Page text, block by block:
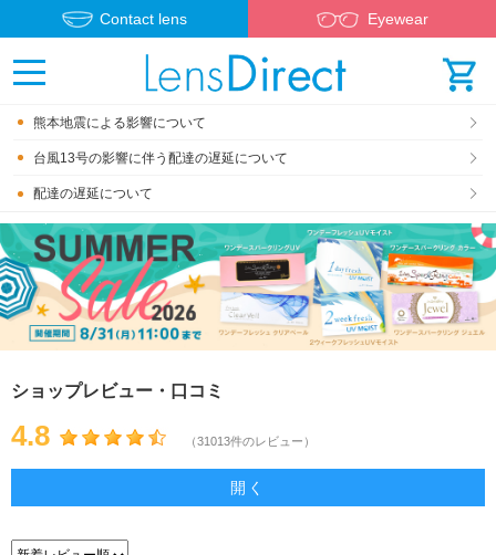
Contact lens Eyewear
熊本地震による影響について
台風13号の影響に伴う配達の遅延について
配達の遅延について
ショップレビュー・口コミ
4.8 （31013件のレビュー）
開く